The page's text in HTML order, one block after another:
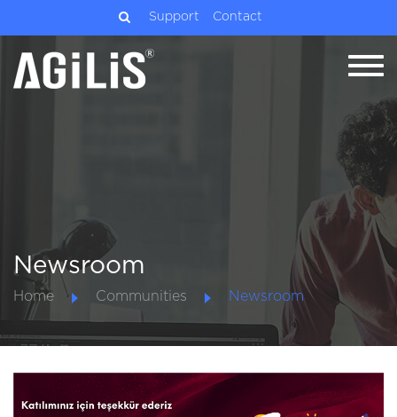
Support Contact
Newsroom
Home Communities Newsroom